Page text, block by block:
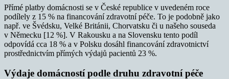
Přímé platby domácnosti se v České republice v uvedeném roce
podílely z 15 % na financování zdravotní péče. To je podobně jako
např. ve Švédsku, Velké Británii, Chorvatsku či u našeho souseda
v Německu [12 %]. V Rakousku a na Slovensku tento podíl
odpovídá cca 18 % a v Polsku dosáhl financování zdravotnictví
prostřednictvím přímých výdajů pacientů 23 %.
Výdaje domácností podle druhu zdravotní péče